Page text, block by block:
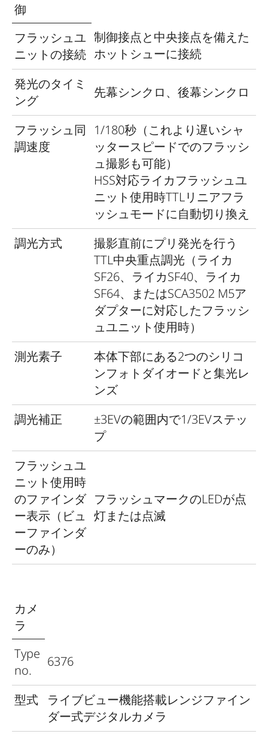
撮影距離が2mを下回るときは、ブラ
イトフレームの表示よりもわずかに
狭い範囲を撮影
ファ
イン
ダー
倍率
0. 73倍（すべてのレンズ）
フォーカシング測距枠（ファインダ
ー中央部に明るい領域として表示）
を使用
スプリットイメージ式または二重像
合致式
50.6mm（基線長69.31mm×ファイ
ンダー倍率0.73倍）
御
フラッシュユ
ニットの接続
制御接点と中央接点を備えた
ホットシューに接続
発光のタイミ
ング
先幕シンクロ、後幕シンクロ
フラッシュ同
調速度
1/180秒（これより遅いシャ
ッタースピードでのフラッシ
ュ撮影も可能）
HSS対応ライカフラッシュユ
ニット使用時TTLリニアフラ
ッシュモードに自動切り換え
調光方式
撮影直前にプリ発光を行う
TTL中央重点調光（ライカ
SF26、ライカSF40、ライカ
SF64、またはSCA3502 M5ア
ダプターに対応したフラッシ
ュユニット使用時）
測光素子
本体下部にある2つのシリコ
ンフォトダイオードと集光レ
ンズ
調光補正
±3EVの範囲内で1/3EVステッ
プ
フラッシュユ
ニット使用時
のファインダ
ー表示（ビュ
ーファインダ
ーのみ）
フラッシュマークのLEDが点
灯または点滅
カメ
ラ
Type
no.
6376
型式
ライブビュー機能搭載レンジファイン
ダー式デジタルカメラ